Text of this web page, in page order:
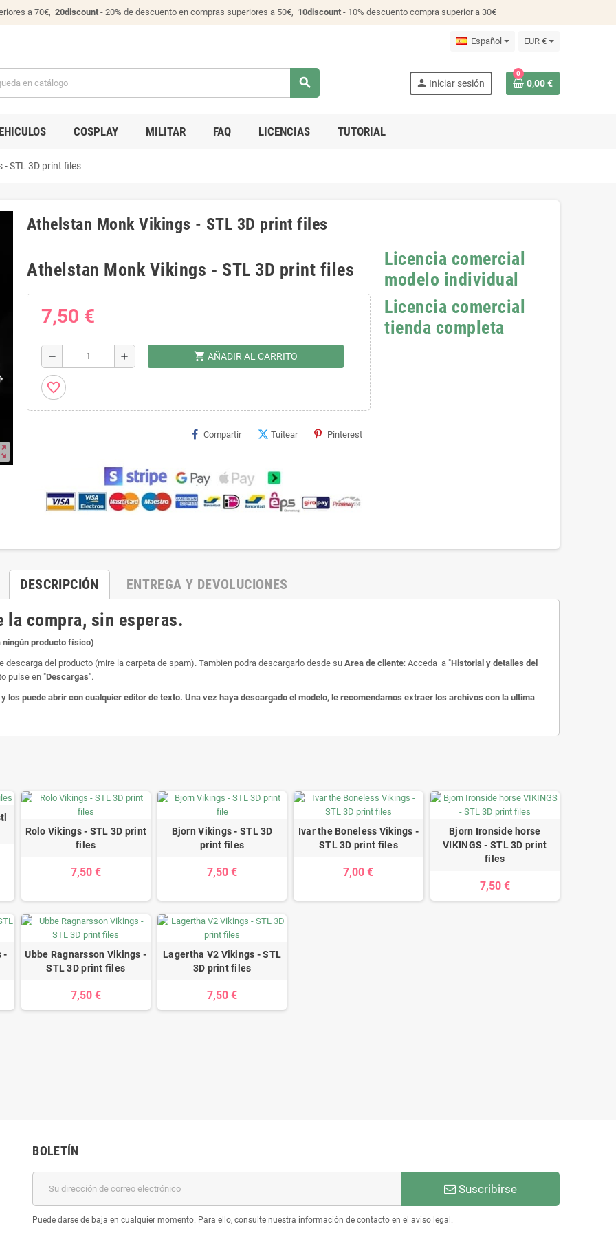
a 70€, 20discount- 20% de descuento en compras superiores a 50€, 10discount- 10% descuento compra superior a 30€
Español EUR €
search person Iniciar sesión
0
0,00 €
COSPLAY MILITAR FAQ LICENCIAS TUTORIAL
STL 3D print files
Athelstan Monk Vikings - STL 3D print files
Athelstan Monk Vikings - STL 3D print files
7,50 €
remove add shopping_cart AÑADIR AL CARRITO
favorite_border
Compartir Tuitear Pinterest
Licencia comercial
modelo individual
Licencia comercial
tienda completa
DESCRIPCIÓN ENTREGA Y DEVOLUCIONES
la compra, sin esperas.
ningún producto físico)
descarga del producto (mire la carpeta de spam). Tambien podra descargarlo desde su Area de cliente: Acceda a "Historial y detalles del
pulse en "Descargas".
los puede abrir con cualquier editor de texto. Una vez haya descargado el modelo, le recomendamos extraer los archivos con la ultima
Rolo Vikings - STL 3D print
files
7,50 €
Bjorn Vikings - STL 3D
print files
7,50 €
Ivar the Boneless Vikings -
STL 3D print files
7,00 €
Bjorn Ironside horse
VIKINGS - STL 3D print
files
7,50 €
-
Ubbe Ragnarsson Vikings -
STL 3D print files
7,50 €
Lagertha V2 Vikings - STL
3D print files
7,50 €
BOLETÍN
Suscribirse
Puede darse de baja en cualquier momento. Para ello, consulte nuestra información de contacto en el aviso legal.